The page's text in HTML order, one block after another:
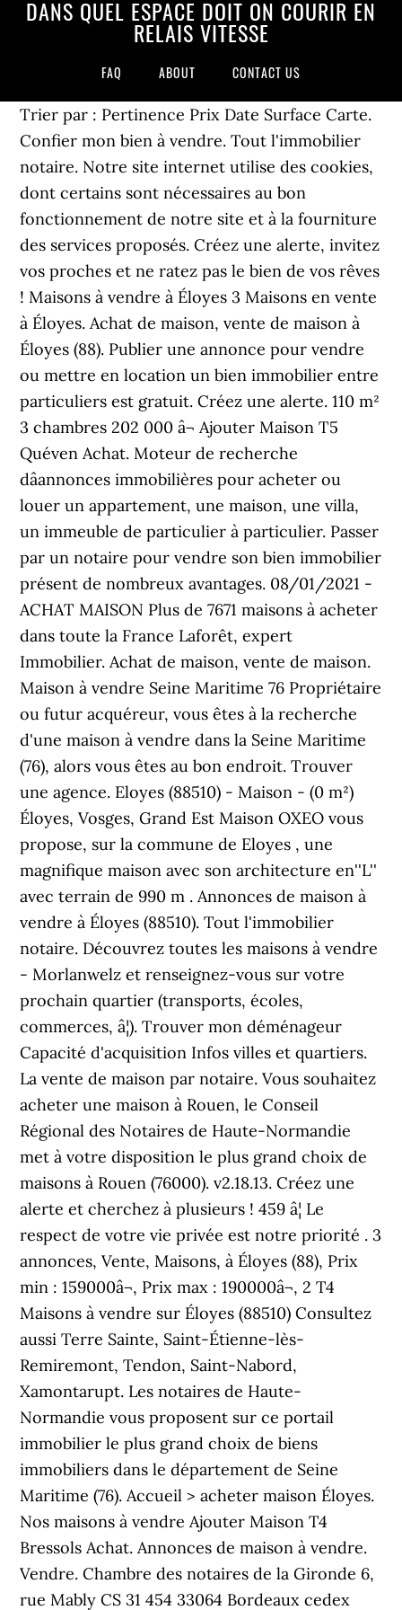
DANS QUEL ESPACE DOIT ON COURIR EN
RELAIS VITESSE
FAQ ABOUT CONTACT US
Trier par : Pertinence Prix Date Surface Carte.
Confier mon bien à vendre. Tout l'immobilier
notaire. Notre site internet utilise des cookies,
dont certains sont nécessaires au bon
fonctionnement de notre site et à la fourniture
des services proposés. Créez une alerte, invitez
vos proches et ne ratez pas le bien de vos rêves
! Maisons à vendre à Éloyes 3 Maisons en vente
à Éloyes. Achat de maison, vente de maison à
Éloyes (88). Publier une annonce pour vendre
ou mettre en location un bien immobilier entre
particuliers est gratuit. Créez une alerte. 110 m²
3 chambres 202 000 â¬ Ajouter Maison T5
Quéven Achat. Moteur de recherche
dâannonces immobilières pour acheter ou
louer un appartement, une maison, une villa,
un immeuble de particulier à particulier. Passer
par un notaire pour vendre son bien immobilier
présent de nombreux avantages. 08/01/2021 -
ACHAT MAISON Plus de 7671 maisons à acheter
dans toute la France Laforêt, expert
Immobilier. Achat de maison, vente de maison.
Maison à vendre Seine Maritime 76 Propriétaire
ou futur acquéreur, vous êtes à la recherche
d'une maison à vendre dans la Seine Maritime
(76), alors vous êtes au bon endroit. Trouver
une agence. Eloyes (88510) - Maison - (0 m²)
Éloyes, Vosges, Grand Est Maison OXEO vous
propose, sur la commune de Eloyes , une
magnifique maison avec son architecture en''L''
avec terrain de 990 m . Annonces de maison à
vendre à Éloyes (88510). Tout l'immobilier
notaire. Découvrez toutes les maisons à vendre
- Morlanwelz et renseignez-vous sur votre
prochain quartier (transports, écoles,
commerces, â¦). Trouver mon déménageur
Capacité d'acquisition Infos villes et quartiers.
La vente de maison par notaire. Vous souhaitez
acheter une maison à Rouen, le Conseil
Régional des Notaires de Haute-Normandie
met à votre disposition le plus grand choix de
maisons à Rouen (76000). v2.18.13. Créez une
alerte et cherchez à plusieurs ! 459 â¦ Le
respect de votre vie privée est notre priorité . 3
annonces, Vente, Maisons, à Éloyes (88), Prix
min : 159000â¬, Prix max : 190000â¬, 2 T4
Maisons à vendre sur Éloyes (88510) Consultez
aussi Terre Sainte, Saint-Étienne-lès-
Remiremont, Tendon, Saint-Nabord,
Xamontarupt. Les notaires de Haute-
Normandie vous proposent sur ce portail
immobilier le plus grand choix de biens
immobiliers dans le département de Seine
Maritime (76). Accueil > acheter maison Éloyes.
Nos maisons à vendre Ajouter Maison T4
Bressols Achat. Annonces de maison à vendre.
Vendre. Chambre des notaires de la Gironde 6,
rue Mably CS 31 454 33064 Bordeaux cedex